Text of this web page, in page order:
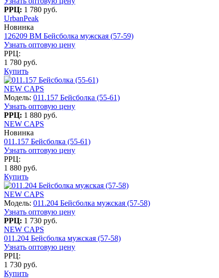
РРЦ: 1 780 руб.
UrbanPeak
Новинка
126209 BM Бейсболка мужская (57-59)
Узнать оптовую цену
РРЦ:
1 780 руб.
Купить
NEW CAPS
Модель: 011.157 Бейсболка (55-61)
Узнать оптовую цену
РРЦ: 1 880 руб.
NEW CAPS
Новинка
011.157 Бейсболка (55-61)
Узнать оптовую цену
РРЦ:
1 880 руб.
Купить
NEW CAPS
Модель: 011.204 Бейсболка мужская (57-58)
Узнать оптовую цену
РРЦ: 1 730 руб.
NEW CAPS
011.204 Бейсболка мужская (57-58)
Узнать оптовую цену
РРЦ:
1 730 руб.
Купить